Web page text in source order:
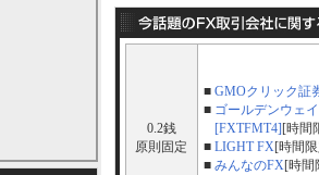
0.2銭
原則固定
■ GMOクリック証
■ ゴールデンウェ
[FXTFMT4][時間
■ LIGHT FX[時間
■ みんなのFX[時間